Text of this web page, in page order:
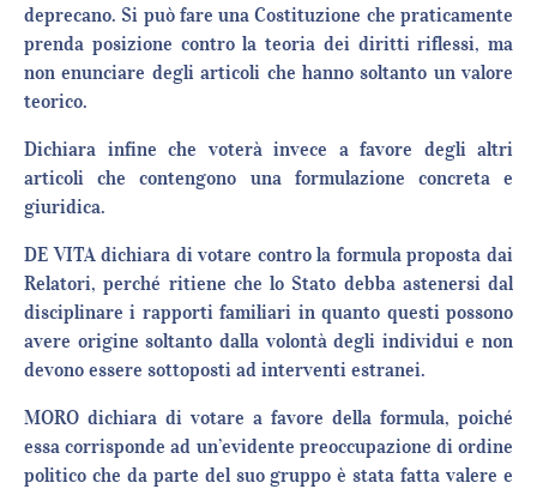
deprecano. Si può fare una Costituzione che praticamente
prenda posizione contro la teoria dei diritti riflessi, ma
non enunciare degli articoli che hanno soltanto un valore
teorico.
Dichiara infine che voterà invece a favore degli altri
articoli che contengono una formulazione concreta e
giuridica.
DE VITA dichiara di votare contro la formula proposta dai
Relatori, perché ritiene che lo Stato debba astenersi dal
disciplinare i rapporti familiari in quanto questi possono
avere origine soltanto dalla volontà degli individui e non
devono essere sottoposti ad interventi estranei.
MORO dichiara di votare a favore della formula, poiché
essa corrisponde ad un’evidente preoccupazione di ordine
politico che da parte del suo gruppo è stata fatta valere e